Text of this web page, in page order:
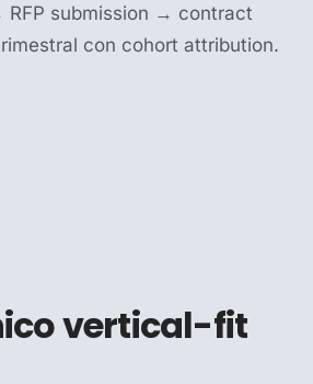
RFP submission → contract
con cohort attribution.
vertical-fit